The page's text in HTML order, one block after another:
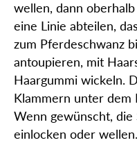
wellen, dann
eine Linie abteilen,
zum Pferdeschwanz
antoupieren, mit
Haargummi wickeln.
Klammern unter dem
Wenn gewünscht,
einlocken oder wellen.